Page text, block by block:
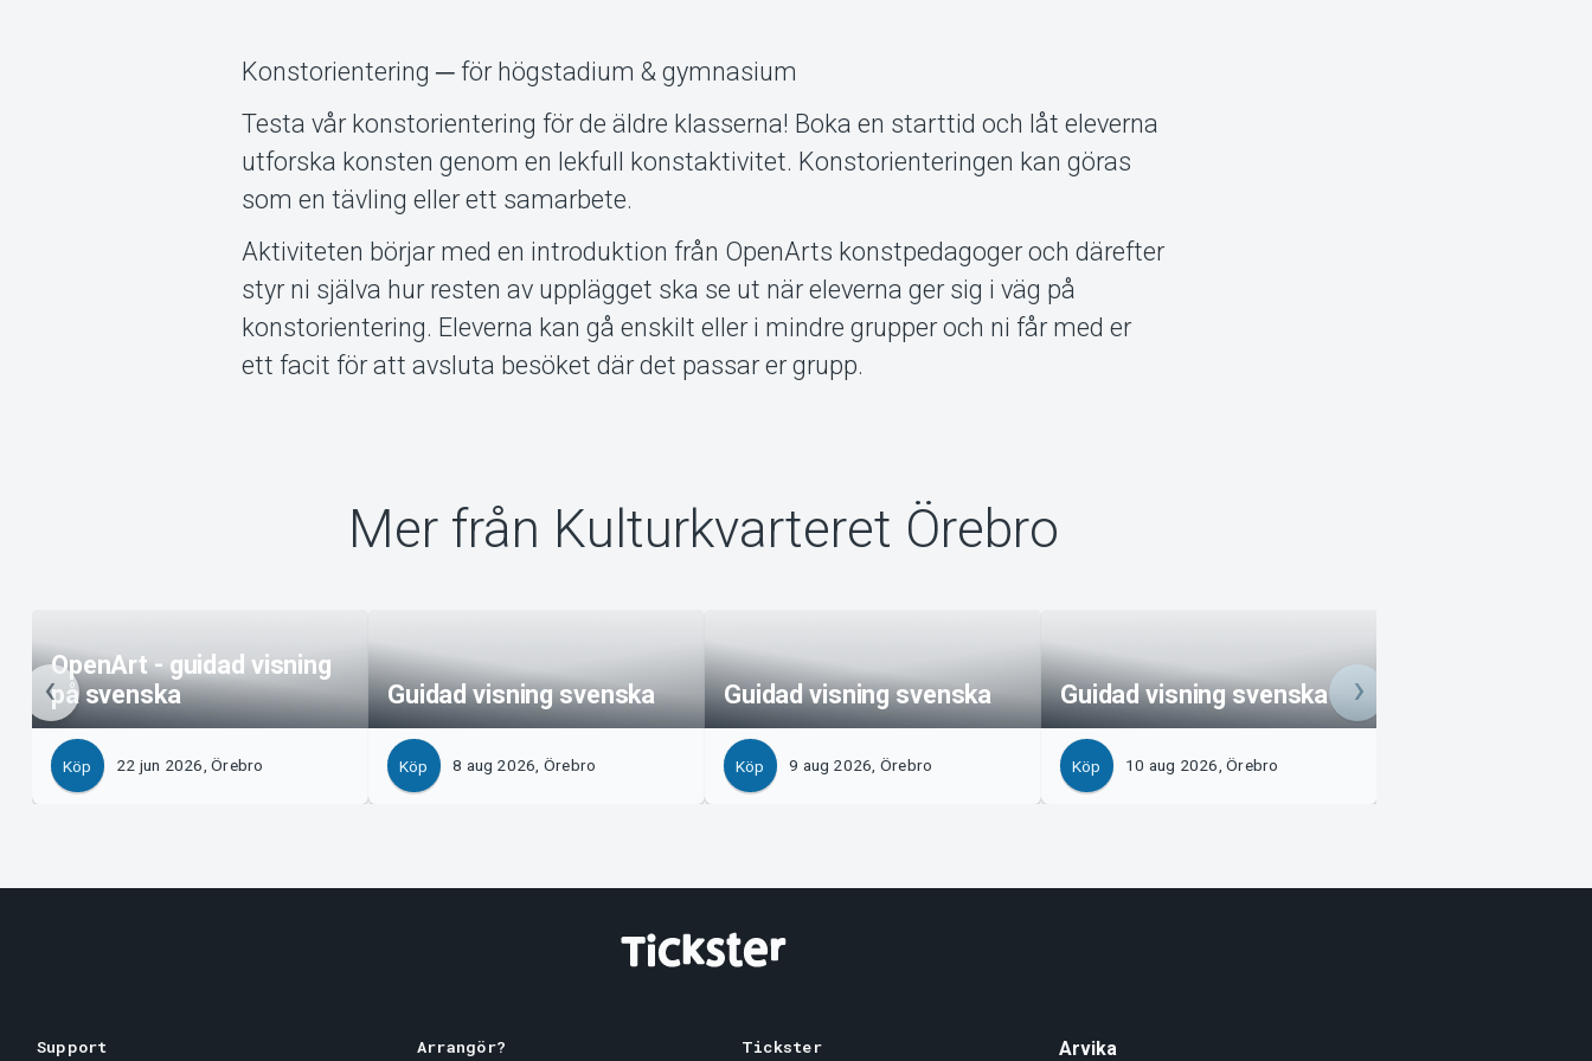
Konstorientering ─ för högstadium & gymnasium
Testa vår konstorientering för de äldre klasserna! Boka en starttid och låt eleverna
utforska konsten genom en lekfull konstaktivitet. Konstorienteringen kan göras
som en tävling eller ett samarbete.
Aktiviteten börjar med en introduktion från OpenArts konstpedagoger och därefter
styr ni själva hur resten av upplägget ska se ut när eleverna ger sig i väg på
konstorientering. Eleverna kan gå enskilt eller i mindre grupper och ni får med er
ett facit för att avsluta besöket där det passar er grupp.
Mer från Kulturkvarteret Örebro
OpenArt - guidad visning
på svenska
Köp 22 jun 2026, Örebro
Guidad visning svenska
Köp 8 aug 2026, Örebro
Guidad visning svenska
Köp 9 aug 2026, Örebro
Guidad visning svenska
Köp 10 aug 2026, Örebro
Support Arrangör? Tickster Arvika